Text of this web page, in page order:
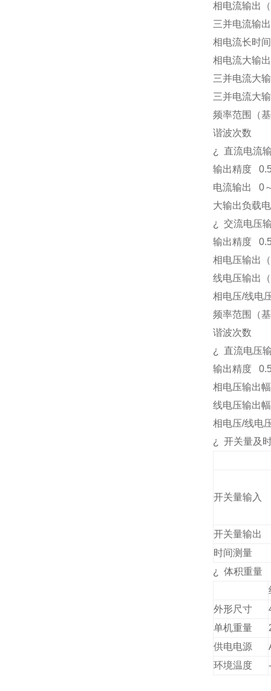
相电流输出
三并电流输
相电流长时
相电流大输
三并电流大
三并电流大
频率范围（
谐波次数
¿
直流电流
输出精度
电流输出 0
大输出负载
¿
交流电压
输出精度
相电压输出
线电压输出
相电压/线电
频率范围（
谐波次数
¿
直流电压
输出精度
相电压输出
线电压输出
相电压/线电
¿
开关量及
开关量输入
开关量输出
时间测量
¿
体积重量
外形尺寸
单机重量
供电电源
环境温度